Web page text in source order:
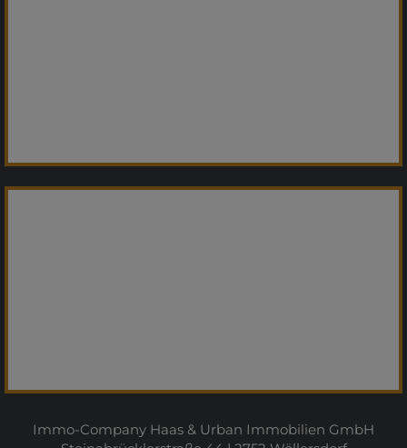
Immo-Company Haas & Urban Immobilien GmbH